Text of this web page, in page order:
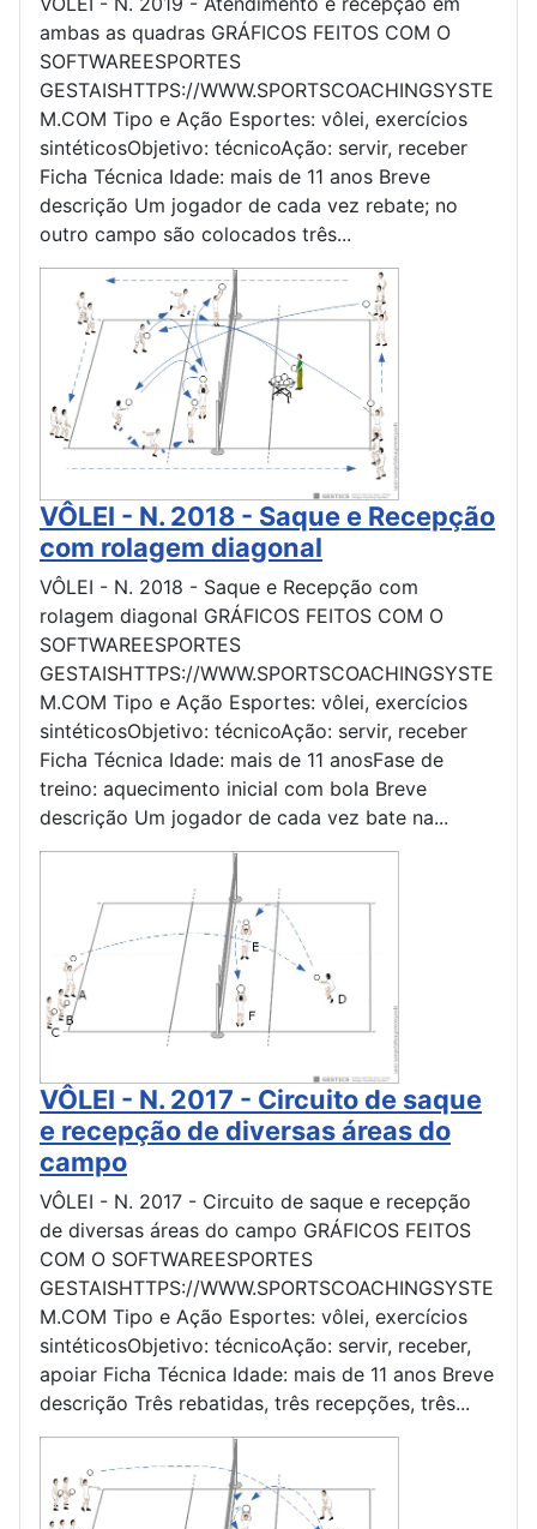
ambas as quadras GRÁFICOS FEITOS COM O
SOFTWAREESPORTES
GESTAISHTTPS://WWW.SPORTSCOACHINGSYSTE
M.COM Tipo e Ação Esportes: vôlei, exercícios
sintéticosObjetivo: técnicoAção: servir, receber
Ficha Técnica Idade: mais de 11 anos Breve
descrição Um jogador de cada vez rebate; no
outro campo são colocados três...
VÔLEI - N. 2018 - Saque e Recepção
com rolagem diagonal
VÔLEI - N. 2018 - Saque e Recepção com
rolagem diagonal GRÁFICOS FEITOS COM O
SOFTWAREESPORTES
GESTAISHTTPS://WWW.SPORTSCOACHINGSYSTE
M.COM Tipo e Ação Esportes: vôlei, exercícios
sintéticosObjetivo: técnicoAção: servir, receber
Ficha Técnica Idade: mais de 11 anosFase de
treino: aquecimento inicial com bola Breve
descrição Um jogador de cada vez bate na...
VÔLEI - N. 2017 - Circuito de saque
e recepção de diversas áreas do
campo
VÔLEI - N. 2017 - Circuito de saque e recepção
de diversas áreas do campo GRÁFICOS FEITOS
COM O SOFTWAREESPORTES
GESTAISHTTPS://WWW.SPORTSCOACHINGSYSTE
M.COM Tipo e Ação Esportes: vôlei, exercícios
sintéticosObjetivo: técnicoAção: servir, receber,
apoiar Ficha Técnica Idade: mais de 11 anos Breve
descrição Três rebatidas, três recepções, três...